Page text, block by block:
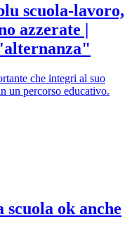
scuola-lavoro,
azzerate |
che integri al suo
un percorso educativo.
ok anche